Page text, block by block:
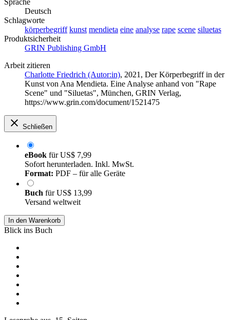
Sprache
Deutsch
Schlagworte
körperbegriff kunst mendieta eine analyse rape scene siluetas
Produktsicherheit
GRIN Publishing GmbH
Arbeit zitieren
Charlotte Friedrich (Autor:in), 2021, Der Körperbegriff in der
Kunst von Ana Mendieta. Eine Analyse anhand von "Rape
Scene" und "Siluetas", München, GRIN Verlag,
https://www.grin.com/document/1521475
Schließen
eBook fürUS$ 7,99
Sofort herunterladen. Inkl. MwSt.
Format: PDF – für alle Geräte
Buch fürUS$ 13,99
Versand weltweit
In den Warenkorb
Blick ins Buch